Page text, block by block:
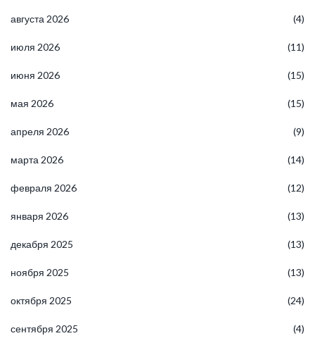
августа 2026 (4)
июля 2026 (11)
июня 2026 (15)
мая 2026 (15)
апреля 2026 (9)
марта 2026 (14)
февраля 2026 (12)
января 2026 (13)
декабря 2025 (13)
ноября 2025 (13)
октября 2025 (24)
сентября 2025 (4)